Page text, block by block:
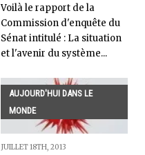
Voilà le rapport de la
Commission d'enquête du
Sénat intitulé : La situation
et l'avenir du système...
AUJOURD'HUI DANS LE
MONDE
JUILLET 18TH, 2013